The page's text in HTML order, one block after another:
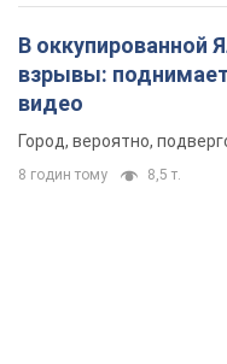
В оккупированной
взрывы:
видео
Город, вероятно,
8 годин тому 8,5 т.